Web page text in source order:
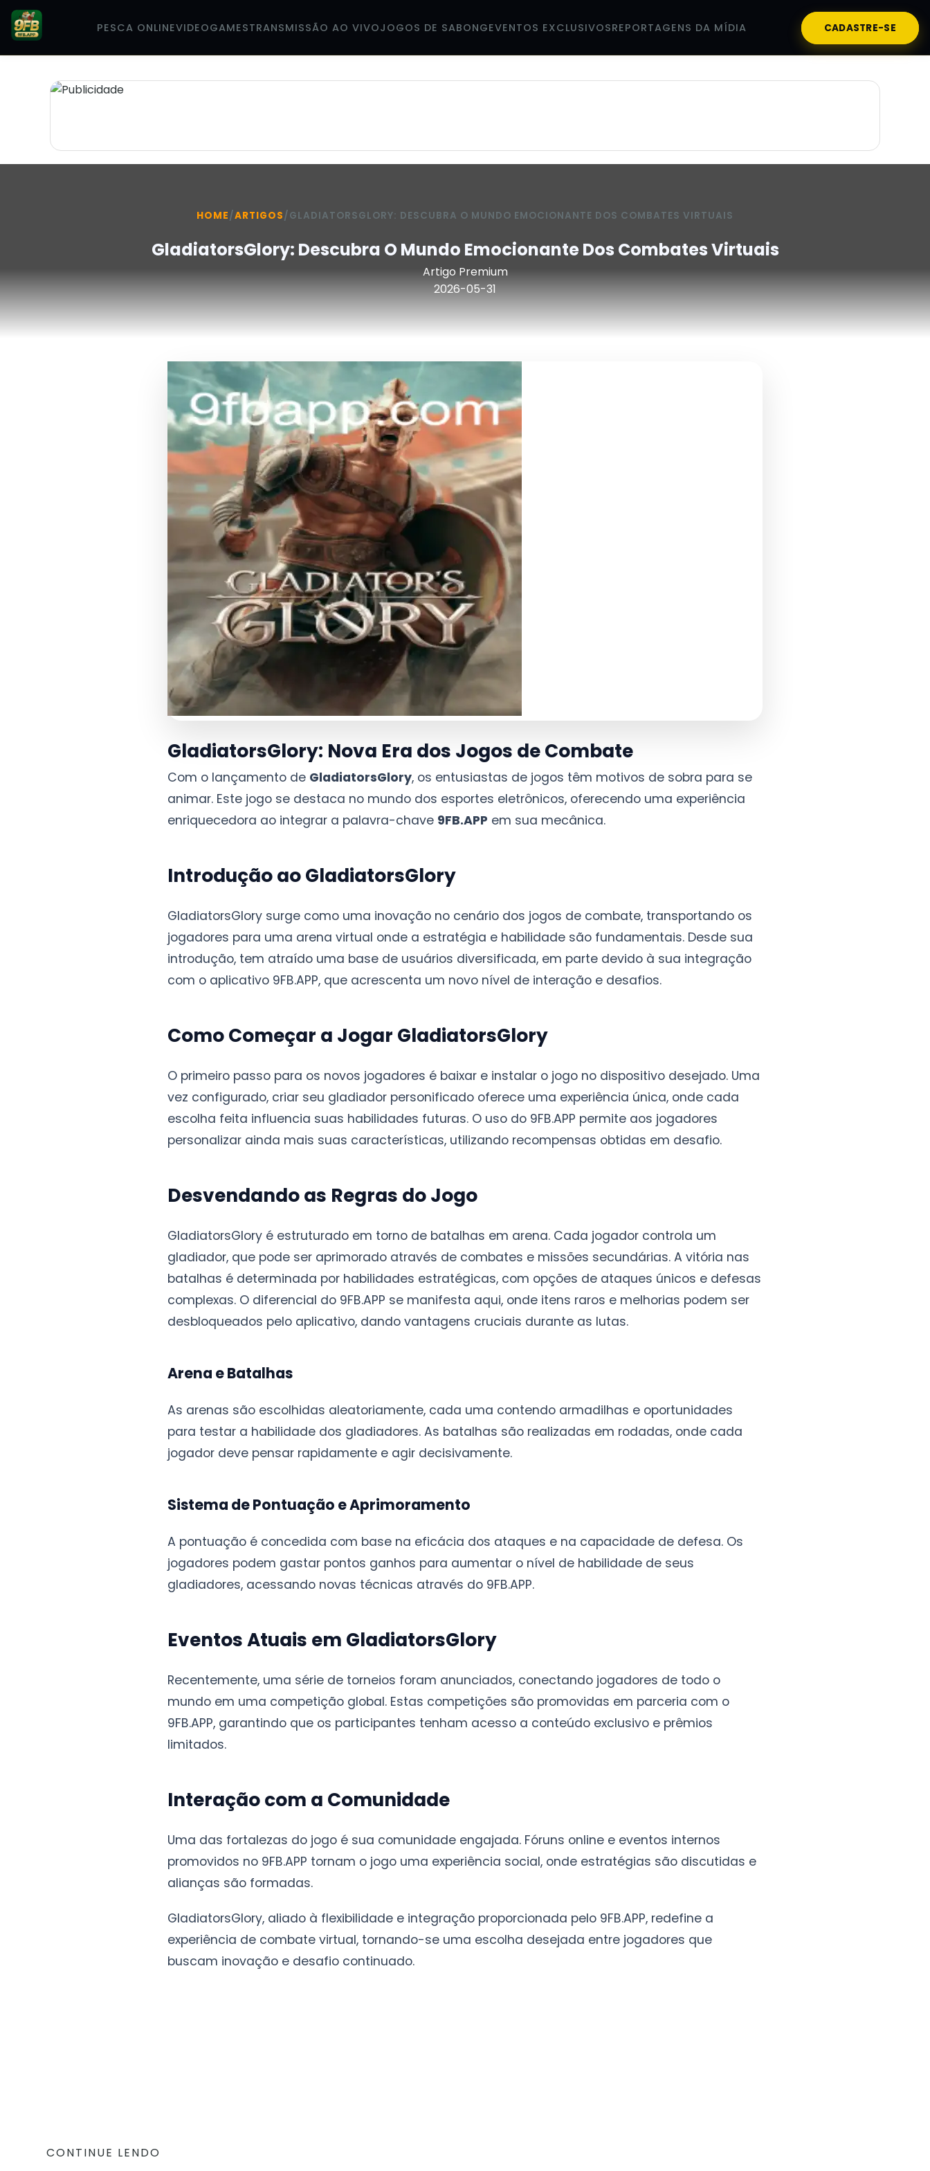
PESCA ONLINEVIDEOGAMESTRANSMISSÃO AO VIVOJOGOS DE SABONGEVENTOS EXCLUSIVOSREPORTAGENS DA MÍDIA CADASTRE-SE
HOME/ARTIGOS/ GLADIATORSGLORY: DESCUBRA O MUNDO EMOCIONANTE DOS COMBATES VIRTUAIS
GladiatorsGlory: Descubra O Mundo Emocionante Dos Combates Virtuais
Artigo Premium
2026-05-31
GladiatorsGlory: Nova Era dos Jogos de Combate
Com o lançamento de GladiatorsGlory, os entusiastas de jogos têm motivos de sobra para se
animar. Este jogo se destaca no mundo dos esportes eletrônicos, oferecendo uma experiência
enriquecedora ao integrar a palavra-chave 9FB.APP em sua mecânica.
Introdução ao GladiatorsGlory
GladiatorsGlory surge como uma inovação no cenário dos jogos de combate, transportando os
jogadores para uma arena virtual onde a estratégia e habilidade são fundamentais. Desde sua
introdução, tem atraído uma base de usuários diversificada, em parte devido à sua integração
com o aplicativo 9FB.APP, que acrescenta um novo nível de interação e desafios.
Como Começar a Jogar GladiatorsGlory
O primeiro passo para os novos jogadores é baixar e instalar o jogo no dispositivo desejado. Uma
vez configurado, criar seu gladiador personificado oferece uma experiência única, onde cada
escolha feita influencia suas habilidades futuras. O uso do 9FB.APP permite aos jogadores
personalizar ainda mais suas características, utilizando recompensas obtidas em desafio.
Desvendando as Regras do Jogo
GladiatorsGlory é estruturado em torno de batalhas em arena. Cada jogador controla um
gladiador, que pode ser aprimorado através de combates e missões secundárias. A vitória nas
batalhas é determinada por habilidades estratégicas, com opções de ataques únicos e defesas
complexas. O diferencial do 9FB.APP se manifesta aqui, onde itens raros e melhorias podem ser
desbloqueados pelo aplicativo, dando vantagens cruciais durante as lutas.
Arena e Batalhas
As arenas são escolhidas aleatoriamente, cada uma contendo armadilhas e oportunidades
para testar a habilidade dos gladiadores. As batalhas são realizadas em rodadas, onde cada
jogador deve pensar rapidamente e agir decisivamente.
Sistema de Pontuação e Aprimoramento
A pontuação é concedida com base na eficácia dos ataques e na capacidade de defesa. Os
jogadores podem gastar pontos ganhos para aumentar o nível de habilidade de seus
gladiadores, acessando novas técnicas através do 9FB.APP.
Eventos Atuais em GladiatorsGlory
Recentemente, uma série de torneios foram anunciados, conectando jogadores de todo o
mundo em uma competição global. Estas competições são promovidas em parceria com o
9FB.APP, garantindo que os participantes tenham acesso a conteúdo exclusivo e prêmios
limitados.
Interação com a Comunidade
Uma das fortalezas do jogo é sua comunidade engajada. Fóruns online e eventos internos
promovidos no 9FB.APP tornam o jogo uma experiência social, onde estratégias são discutidas e
alianças são formadas.
GladiatorsGlory, aliado à flexibilidade e integração proporcionada pelo 9FB.APP, redefine a
experiência de combate virtual, tornando-se uma escolha desejada entre jogadores que
buscam inovação e desafio continuado.
CONTINUE LENDO